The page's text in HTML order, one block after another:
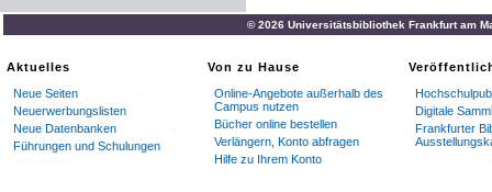
© 2026 Universitätsbibliothek Frankfurt am
Aktuelles
Neue Seiten
Neuerwerbungslisten
Neue Datenbanken
Führungen und Schulungen
Von zu Hause
Online-Angebote außerhalb des
Campus nutzen
Bücher online bestellen
Verlängern, Konto abfragen
Hilfe zu Ihrem Konto
Digitale
Frankfurter